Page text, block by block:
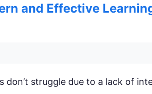
and Effective
struggle due to a lack of